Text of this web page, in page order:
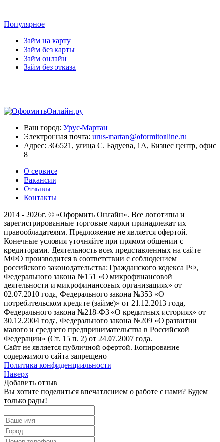
Популярное
Займ на карту
Займ без карты
Займ онлайн
Займ без отказа
Ваш город: Урус-Мартан
Электронная почта: urus-martan@oformitonline.ru
Адрес: 366521, улица С. Бадуева, 1А, Бизнес центр, офис
8
О сервисе
Вакансии
Отзывы
Контакты
2014 - 2026г. © «Оформить Онлайн». Все логотипы и
зарегистрированные торговые марки принадлежат их
правообладателям. Предложение не является офертой.
Конечные условия уточняйте при прямом общении с
кредиторами. Деятельность всех представленных на сайте
МФО производится в соответствии с соблюдением
российского законодательства: Гражданского кодекса РФ,
Федерального закона №151 «О микрофинансовой
деятельности и микрофинансовых организациях» от
02.07.2010 года, Федерального закона №353 «О
потребительском кредите (займе)» от 21.12.2013 года,
Федерального закона №218-ФЗ «О кредитных историях» от
30.12.2004 года, Федерального закона №209 «О развитии
малого и среднего предпринимательства в Российской
Федерации» (Ст. 15 п. 2) от 24.07.2007 года.
Сайт не является публичной офертой. Копирование
содержимого сайта запрещено
Политика конфиденциальности
Наверх
Добавить отзыв
Вы хотите поделиться впечатлением о работе с нами? Будем
только рады!